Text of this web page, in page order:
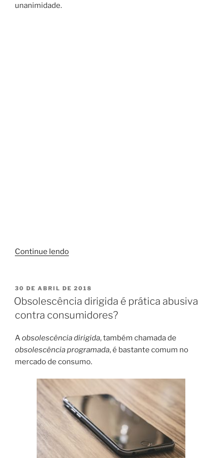
unanimidade.
Continue lendo“Súmula
enfim
cancelada
PUBLICADO
EM
30 DE ABRIL DE 2018
Obsolescência dirigida é prática abusiva
contra consumidores?
A obsolescência dirigida, também chamada de
obsolescência programada, é bastante comum no
mercado de consumo.